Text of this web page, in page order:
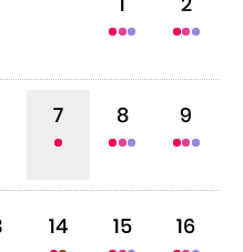
Japonesa
7 8 9
14 15 16